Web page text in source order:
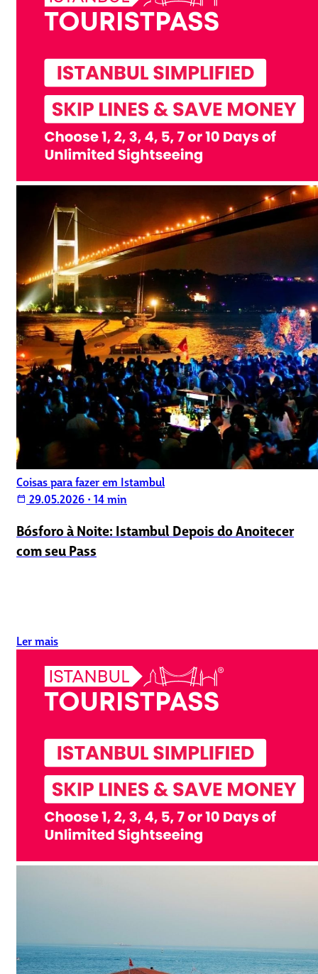
Coisas para fazer em Istambul
calendar_today 29.05.2026 • 14 min
Bósforo à Noite: Istambul Depois do Anoitecer
com seu Pass
Ler mais